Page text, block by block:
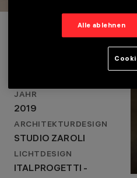
2019
LICHTDESIGN
ITALPROGETTI -
MORENO DORILLO
Projektdetails
JAHR
2019
ARCHITEKTURDESIGN
STUDIO ZAROLI
LICHTDESIGN
ITALPROGETTI -
Alle ablehnen